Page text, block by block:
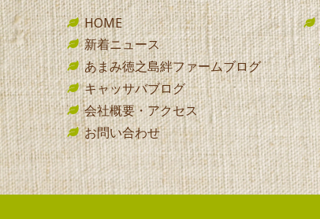
HOME
新着ニュース
あまみ徳之島絆ファームブログ
キャッサバブログ
会社概要・アクセス
お問い合わせ